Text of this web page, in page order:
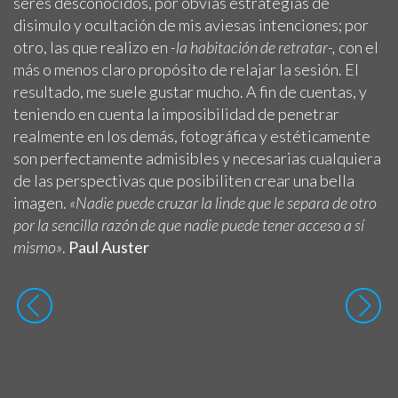
disimulo y ocultación de mis aviesas intenciones; por
otro, las que realizo en -la habitación de retratar-, con el
más o menos claro propósito de relajar la sesión. El
resultado, me suele gustar mucho. A fin de cuentas, y
teniendo en cuenta la imposibilidad de penetrar
realmente en los demás, fotográfica y estéticamente
son perfectamente admisibles y necesarias cualquiera
de las perspectivas que posibiliten crear una bella
imagen. «Nadie puede cruzar la linde que le separa de otro
por la sencilla razón de que nadie puede tener acceso a sí
mismo». Paul Auster